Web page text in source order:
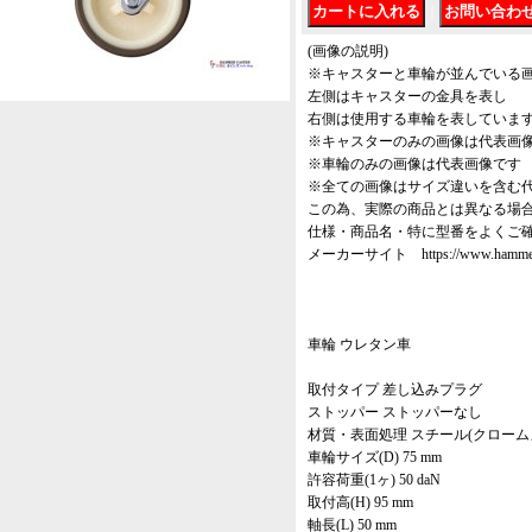
(画像の説明)
※キャスターと車輪が並んでいる
左側はキャスターの金具を表し
右側は使用する車輪を表していま
※キャスターのみの画像は代表画
※車輪のみの画像は代表画像です
※全ての画像はサイズ違いを含む
この為、実際の商品とは異なる場
仕様・商品名・特に型番をよくご
メーカーサイト https://
車輪 ウレタン車
取付タイプ 差し込みプラグ
ストッパー ストッパーなし
材質・表面処理 スチール(クロー
車輪サイズ(D) 75 mm
許容荷重(1ヶ) 50 daN
取付高(H) 95 mm
軸長(L) 50 mm